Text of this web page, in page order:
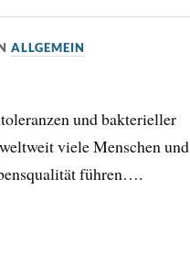
ALLGEMEIN
und bakterieller
viele Menschen und
führen….